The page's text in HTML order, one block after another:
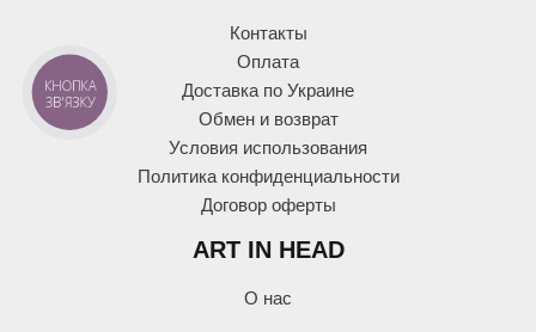
Контакты
Оплата
Доставка по Украине
Обмен и возврат
Условия использования
Политика конфиденциальности
Договор оферты
ART IN HEAD
О нас
КНОПКА
ЗВ'ЯЗКУ